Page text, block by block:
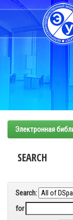
Skip
navigation
Электронная
SEARCH
Search:
for